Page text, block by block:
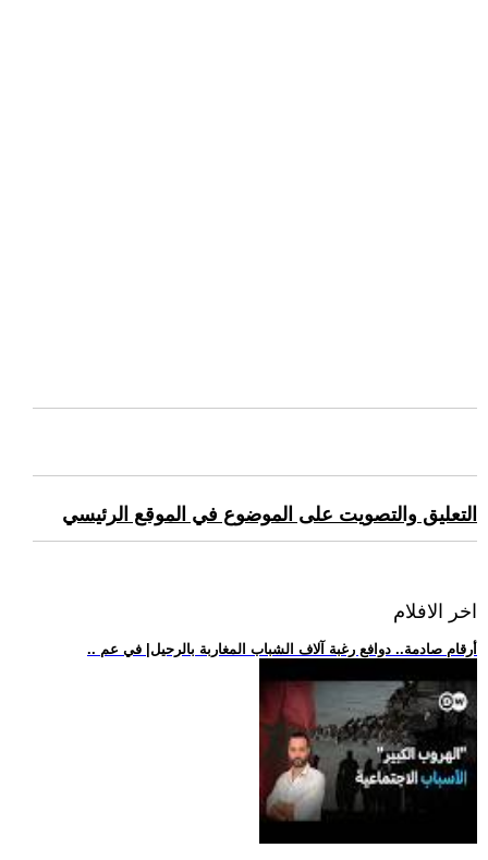
التعليق والتصويت على الموضوع في الموقع الرئيسي
اخر الافلام
.. أرقام صادمة.. دوافع رغبة آلاف الشباب المغاربة بالرحيل| في عم